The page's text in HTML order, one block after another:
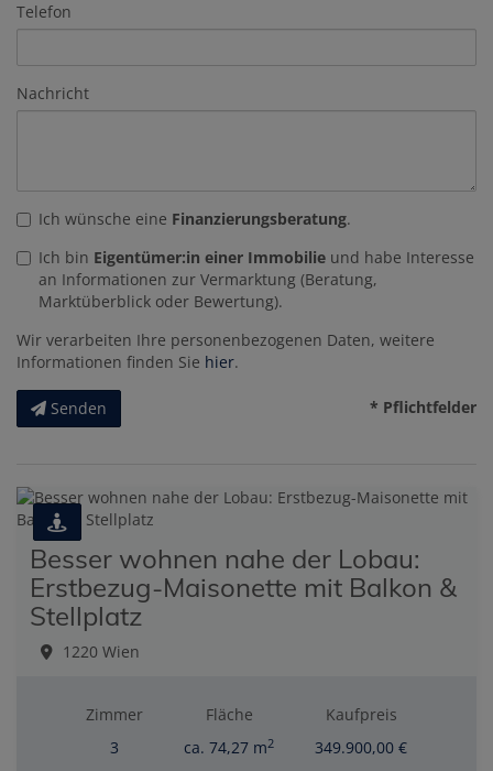
Telefon
Nachricht
Ich wünsche eine Finanzierungsberatung.
Ich bin Eigentümer:in einer Immobilie und habe Interesse
an Informationen zur Vermarktung (Beratung,
Marktüberblick oder Bewertung).
Wir verarbeiten Ihre personenbezogenen Daten, weitere
Informationen finden Sie hier.
Senden * Pflichtfelder
Besser wohnen nahe der Lobau:
Erstbezug-Maisonette mit Balkon &
Stellplatz
1220 Wien
Zimmer
3
Fläche
ca. 74,27 m2
Kaufpreis
349.900,00 €